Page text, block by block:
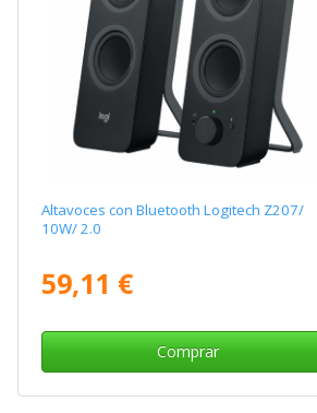
Altavoces con Bluetooth Logitech Z207/
10W/ 2.0
59,11 €
Comprar